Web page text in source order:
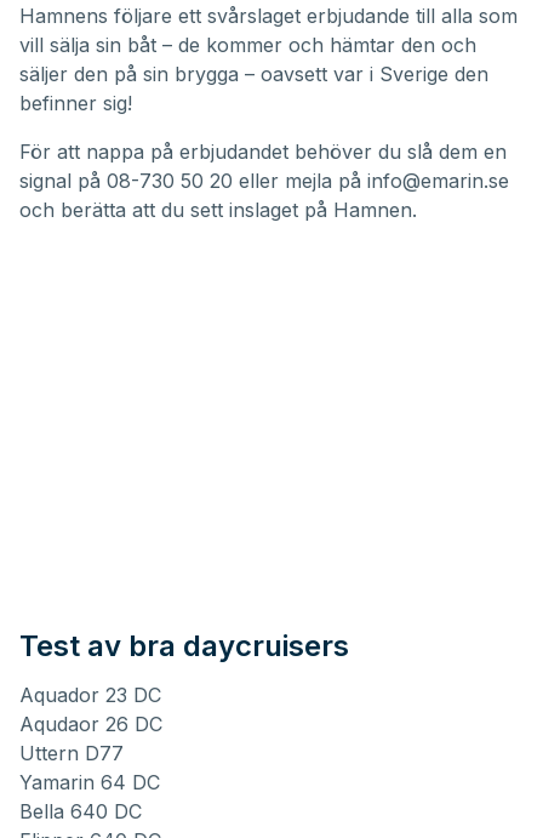
Hamnens följare ett svårslaget erbjudande till alla som
vill sälja sin båt – de kommer och hämtar den och
säljer den på sin brygga – oavsett var i Sverige den
befinner sig!
För att nappa på erbjudandet behöver du slå dem en
signal på 08-730 50 20 eller mejla på info@emarin.se
och berätta att du sett inslaget på Hamnen.
Test av bra daycruisers
Aquador 23 DC
Aqudaor 26 DC
Uttern D77
Yamarin 64 DC
Bella 640 DC